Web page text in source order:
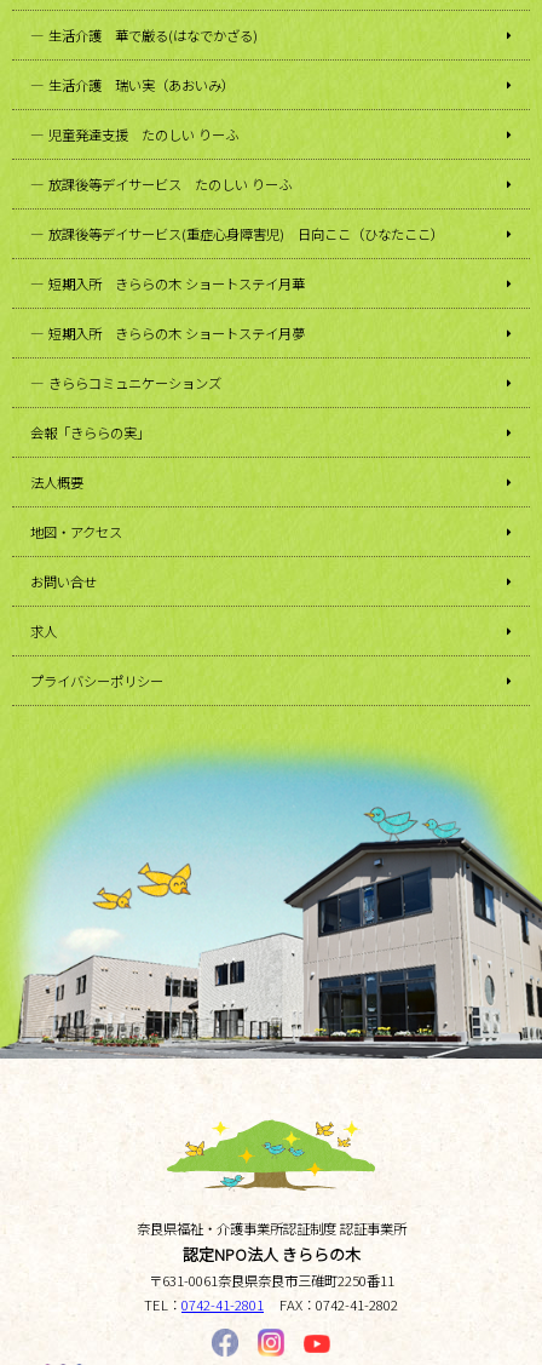
生活介護 華で厳る(はなでかざる)
生活介護 瑞い実（あおいみ）
児童発達支援 たのしい りーふ
放課後等デイサービス たのしい りーふ
放課後等デイサービス(重症心身障害児) 日向ここ（ひなたここ）
短期入所 きららの木 ショートステイ月華
短期入所 きららの木 ショートステイ月夢
きららコミュニケーションズ
会報「きららの実」
法人概要
地図・アクセス
お問い合せ
求人
プライバシーポリシー
奈良県福祉・介護事業所認証制度 認証事業所
認定NPO法人 きららの木
〒631-0061奈良県奈良市三碓町2250番11
TEL：0742-41-2801 FAX： 0742-41-2802